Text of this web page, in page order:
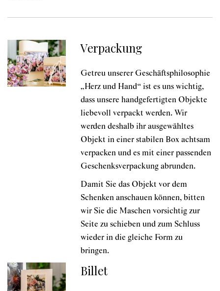
Verpackung
Getreu unserer Geschäftsphilosophie
„Herz und Hand“ ist es uns wichtig,
dass unsere handgefertigten Objekte
liebevoll verpackt werden. Wir
werden deshalb ihr ausgewähltes
Objekt in einer stabilen Box achtsam
verpacken und es mit einer passenden
Geschenksverpackung abrunden.
Damit Sie das Objekt vor dem
Schenken anschauen können, bitten
wir Sie die Maschen vorsichtig zur
Seite zu schieben und zum Schluss
wieder in die gleiche Form zu
bringen.
Billet